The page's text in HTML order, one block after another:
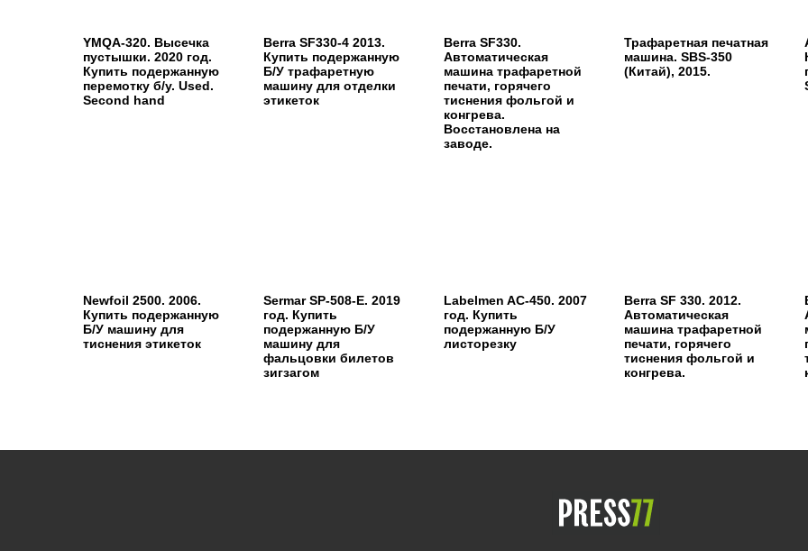
YMQA-320. Высечка
пустышки. 2020 год.
Купить подержанную
перемотку б/у. Used.
Second hand
Berra SF330-4 2013.
Купить подержанную
Б/У трафаретную
машину для отделки
этикеток
Berra SF330.
Автоматическая
машина трафаретной
печати, горячего
тиснения фольгой и
конгрева.
Восстановлена на
заводе.
Трафаретная печатная
машина. SBS-350
(Китай), 2015.
Newfoil 2500. 2006.
Купить подержанную
Б/У машину для
тиснения этикеток
Sermar SP-508-E. 2019
год. Купить
подержанную Б/У
машину для
фальцовки билетов
зигзагом
Labelmen AC-450. 2007
год. Купить
подержанную Б/У
листорезку
Berra SF 330. 2012.
Автоматическая
машина трафаретной
печати, горячего
тиснения фольгой и
конгрева.